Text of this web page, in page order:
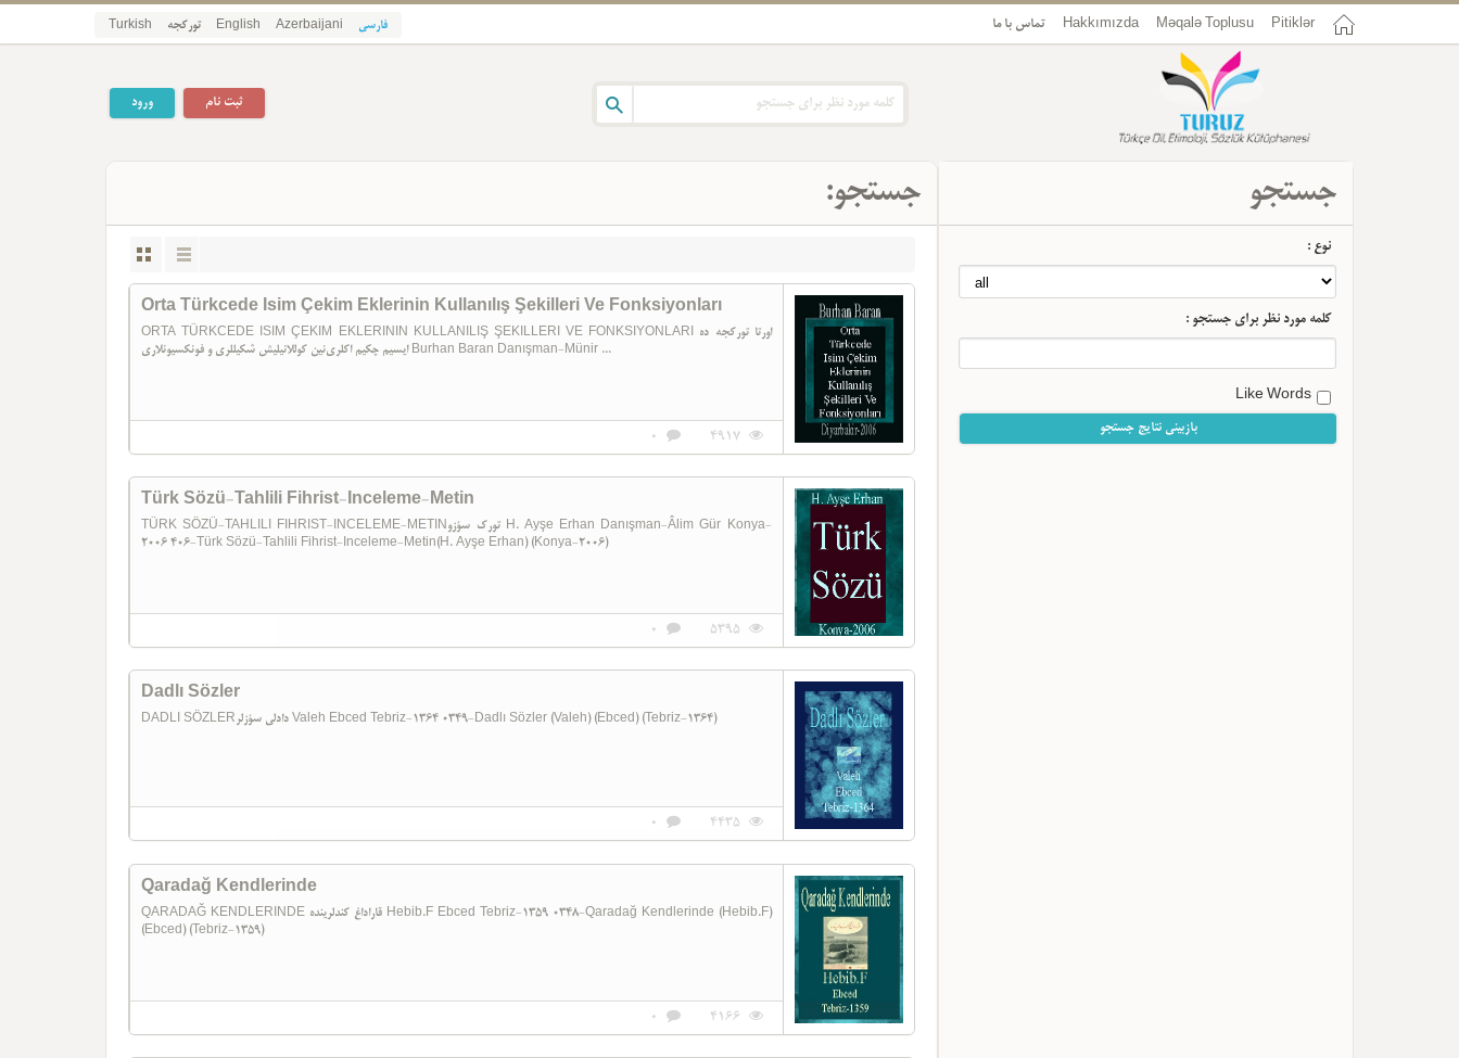
Pitiklər
Məqalə Toplusu
Hakkımızda تماس با ما فارسی Azerbaijani
English تورکجه Turkish
ورود ثبت نام
جستجو:
Orta Türkcede Isim Çekim Eklerinin Kullanılış Şekilleri Ve Fonksiyonları
ORTA TÜRKCEDE ISIM ÇEKIM EKLERININ KULLANILIŞ ŞEKILLERI VE FONKSIYONLARI اورتا تورکجه ده
ایسیم چکیم اکلری‌نین کوللانیلیش شکیللری و فونکسیونلاری Burhan Baran Danışman-Münir ...
4917
0
Türk Sözü-Tahlili Fihrist-Inceleme-Metin
TÜRK SÖZÜ-TAHLILI FIHRIST-INCELEME-METINتورک سؤزو H. Ayşe Erhan Danışman-Âlim Gür Konya-
2006 406-Türk Sözü-Tahlili Fihrist-Inceleme-Metin(H. Ayşe Erhan) (Konya-2006)
5395
0
Dadlı Sözler
DADLI SÖZLERدادلی سؤزلر Valeh Ebced Tebriz-1364 0349-Dadlı Sözler (Valeh) (Ebced) (Tebriz-1364)
4435
0
Qaradağ Kendlerinde
QARADAĞ KENDLERINDE قاراداغ کندلرینده Hebib.F Ebced Tebriz-1359 0348-Qaradağ Kendlerinde (Hebib.F)
(Ebced) (Tebriz-1359)
4166
0
جستجو
نوع :
کلمه مورد نظر برای جستجو :
Like Words